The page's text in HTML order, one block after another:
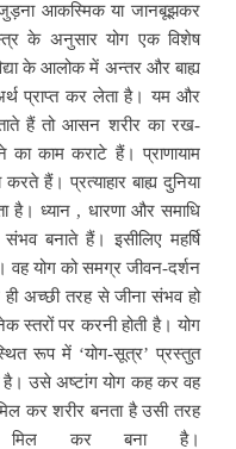
आकस्मिक या जानबूझकर
के अनुसार योग एक विशेष
के आलोक में अन्तर और बाह्य
प्राप्त कर लेता है। यम और
हैं तो आसन शरीर का रख-
का काम कराटे हैं। प्राणायाम
हैं। प्रत्याहार बाह्य दुनिया
है। ध्यान , धारणा और समाधि
बनाते हैं। इसीलिए महर्षि
वह योग को समग्र जीवन-दर्शन
अच्छी तरह से जीना संभव हो
स्तरों पर करनी होती है। योग
रूप में ‘योग-सूत्र’ प्रस्तुत
है। उसे अष्टांग योग कह कर वह
कर शरीर बनता है उसी तरह
कर बना है।